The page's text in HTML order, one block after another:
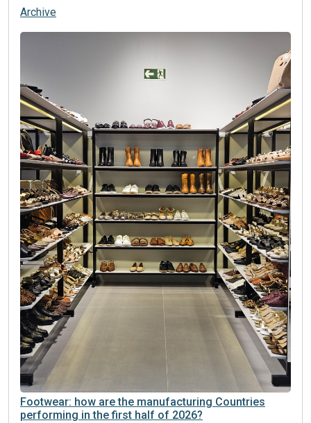
Archive
Footwear: how are the manufacturing Countries
performing in the first half of 2026?